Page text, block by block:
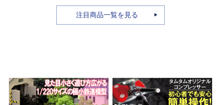
注目商品一覧を見る